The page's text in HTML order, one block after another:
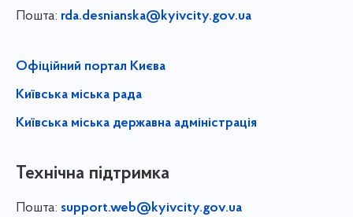
Пошта: rda.desnianska@kyivcity.gov.ua
Офіційний портал Києва
Київська міська рада
Київська міська державна адміністрація
Технічна підтримка
Пошта: support.web@kyivcity.gov.ua